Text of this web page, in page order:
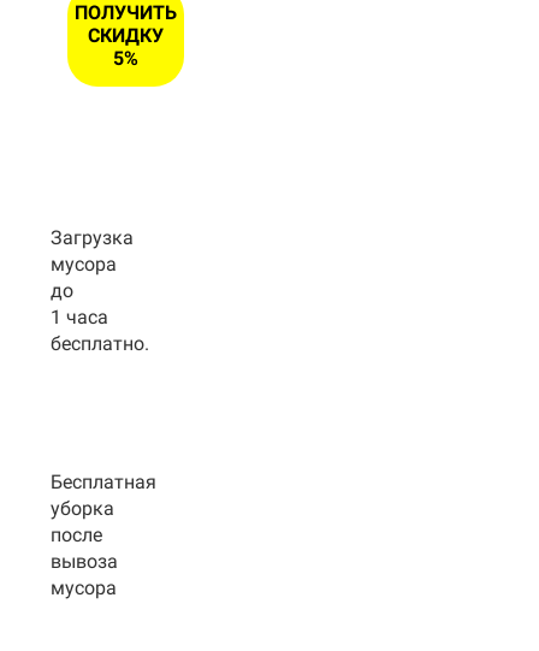
ПОЛУЧИТЬ
СКИДКУ
5%
Загрузка
мусора
до
1 часа
бесплатно.
Бесплатная
уборка
после
вывоза
мусора